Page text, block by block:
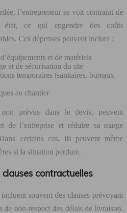
l’entrepreneur se voit contraint de
ce qui engendre des coûts
Ces dépenses peuvent inclure :
et de matériels
et de sécurisation du site
temporaires (sanitaires, bureaux
au chantier
non prévus dans le devis, peuvent
de l’entreprise et réduire sa marge
certains cas, ils peuvent même
si la situation perdure.
contractuelles
souvent des clauses prévoyant
de non-respect des délais de livraison.